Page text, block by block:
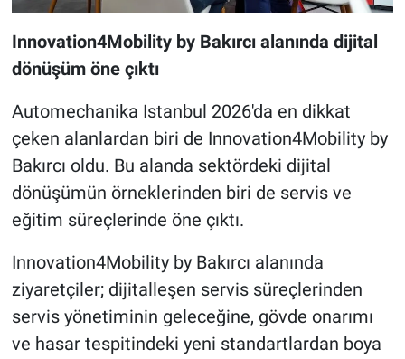
Innovation4Mobility by Bakırcı alanında dijital
dönüşüm öne çıktı
Automechanika Istanbul 2026'da en dikkat
çeken alanlardan biri de Innovation4Mobility by
Bakırcı oldu. Bu alanda sektördeki dijital
dönüşümün örneklerinden biri de servis ve
eğitim süreçlerinde öne çıktı.
Innovation4Mobility by Bakırcı alanında
ziyaretçiler; dijitalleşen servis süreçlerinden
servis yönetiminin geleceğine, gövde onarımı
ve hasar tespitindeki yeni standartlardan boya